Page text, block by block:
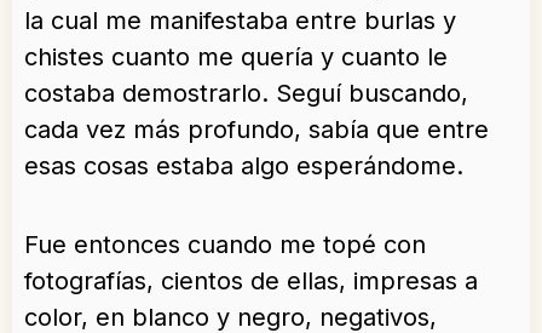
la cual me manifestaba entre burlas y
chistes cuanto me quería y cuanto le
costaba demostrarlo. Seguí buscando,
cada vez más profundo, sabía que entre
esas cosas estaba algo esperándome.
Fue entonces cuando me topé con
fotografías, cientos de ellas, impresas a
color, en blanco y negro, negativos,